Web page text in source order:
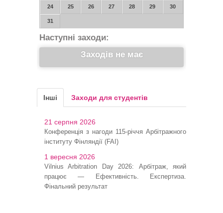
24 25 26 27 28 29 30
31
Наступні заходи:
Заходів не має
Інші Заходи для студентів
21 серпня 2026
Конференція з нагоди 115-річчя Арбітражного
інституту Фінляндії (FAI)
1 вересня 2026
Vilnius Arbitration Day 2026: Арбітраж, який
працює — Ефективність. Експертиза.
Фінальний результат